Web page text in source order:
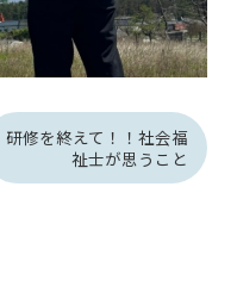
研修を終えて！！社会福
祉士が思うこと